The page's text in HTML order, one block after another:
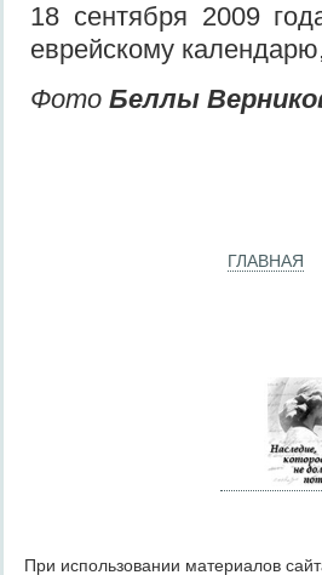
18 сентября 2009
еврейскому
Фото Беллы
ГЛАВНАЯ
При использовании материалов